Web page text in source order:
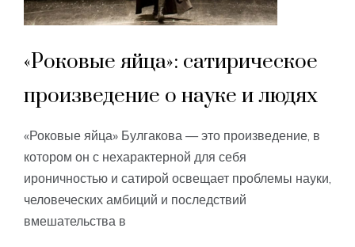
«Роковые яйца»: сатирическое
произведение о науке и людях
«Роковые яйца» Булгакова — это произведение, в
котором он с нехарактерной для себя
ироничностью и сатирой освещает проблемы науки,
человеческих амбиций и последствий
вмешательства в